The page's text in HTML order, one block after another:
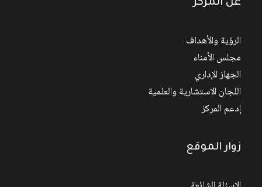
عن المركز
الرؤية والأهداف
مجلس الأمناء
الجهاز الإداري
اللجان الاستشارية والعلمية
إدعم المركز
زوار الموقع